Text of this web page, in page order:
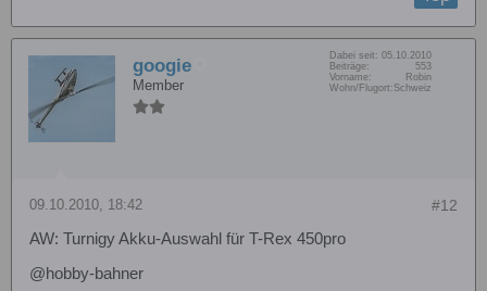
googie
Member
Dabei seit: 05.10.2010
Beiträge:
553
Vorname:
Robin
Wohn/Flugort: Schweiz
#12
09.10.2010, 18:42
AW: Turnigy Akku-Auswahl für T-Rex 450pro
@hobby-bahner